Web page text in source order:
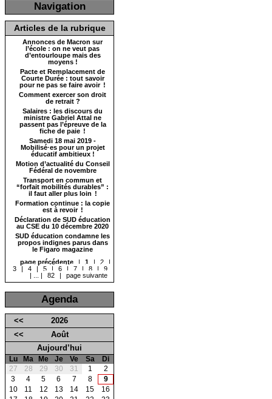
Navigation
Articles de la rubrique
Annonces de Macron sur
l’école : on ne veut pas
d’entourloupe mais des
moyens !
Pacte et Remplacement de
Courte Durée : tout savoir
pour ne pas se faire avoir !
Comment exercer son droit
de retrait ?
Salaires : les discours du
ministre Gabriel Attal ne
passent pas l’épreuve de la
fiche de paie !
Samedi 18 mai 2019 -
Mobilisé·es pour un projet
éducatif ambitieux !
Motion d’actualité du Conseil
Fédéral de novembre
Transport en commun et
“forfait mobilités durables” :
il faut aller plus loin !
Formation continue : la copie
est à revoir !
Déclaration de SUD éducation
au CSE du 10 décembre 2020
SUD éducation condamne les
propos indignes parus dans
le Figaro magazine
page précédente
| 1 | 2
|
3
| 4 | 5 | 6 | 7 | 8 |
9
|
| 82 | page suivante
Agenda
<<
2026
<<
Août
Aujourd’hui
Lu Ma Me Je Ve Sa
Di
27
28 29 30 31 1
2
3
4 5 6 7 8
9
10
11 12 13 14 15
16